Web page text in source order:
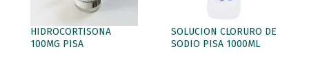
HIDROCORTISONA
100MG PISA
SOLUCION CLORURO DE
SODIO PISA 1000ML